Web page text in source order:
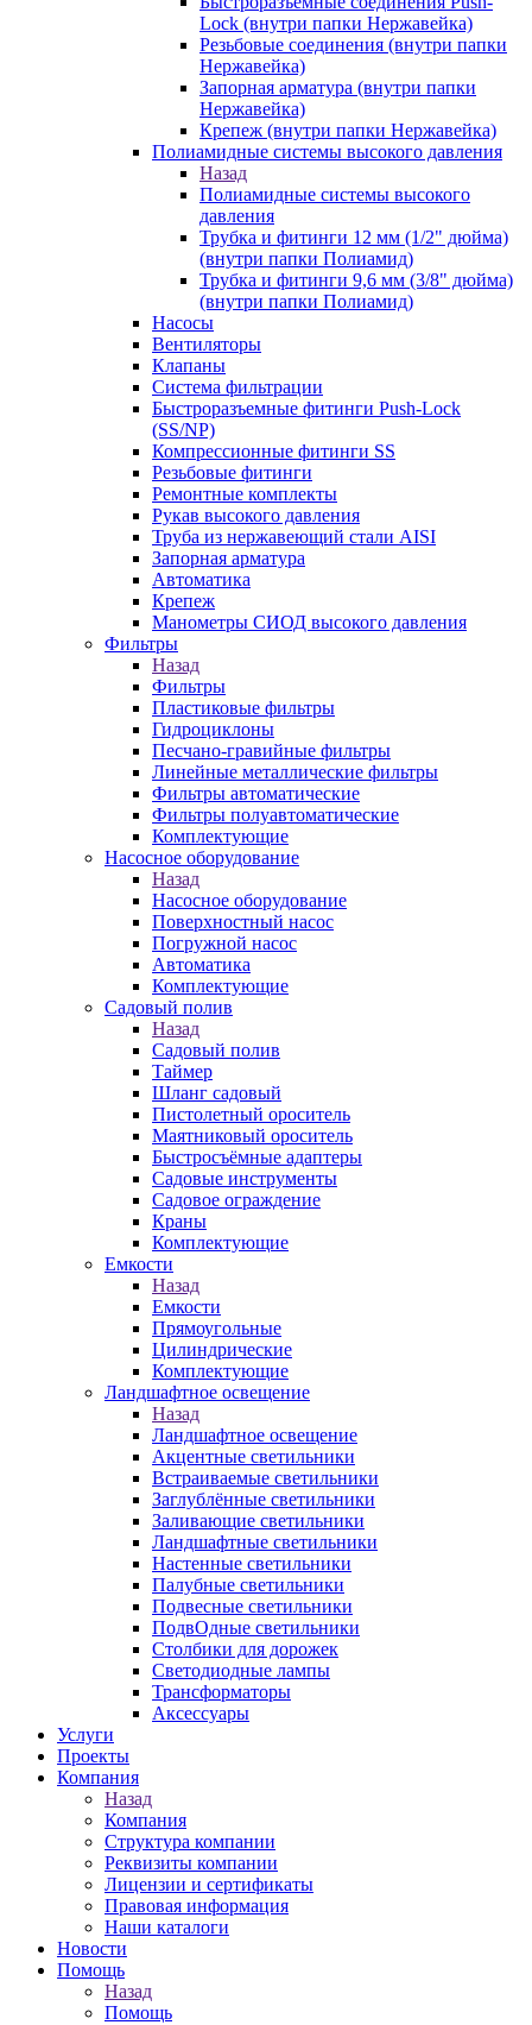
Lock (внутри папки Нержавейка)
Резьбовые соединения (внутри папки
Нержавейка)
Запорная арматура (внутри папки
Нержавейка)
Крепеж (внутри папки Нержавейка)
Полиамидные системы высокого давления
Назад
Полиамидные системы высокого
давления
Трубка и фитинги 12 мм (1/2" дюйма)
(внутри папки Полиамид)
Трубка и фитинги 9,6 мм (3/8" дюйма)
(внутри папки Полиамид)
Насосы
Вентиляторы
Клапаны
Система фильтрации
Быстроразъемные фитинги Push-Lock
(SS/NP)
Компрессионные фитинги SS
Резьбовые фитинги
Ремонтные комплекты
Рукав высокого давления
Труба из нержавеющий стали AISI
Запорная арматура
Автоматика
Крепеж
Манометры СИОД высокого давления
Фильтры
Назад
Фильтры
Пластиковые фильтры
Гидроциклоны
Песчано-гравийные фильтры
Линейные металлические фильтры
Фильтры автоматические
Фильтры полуавтоматические
Комплектующие
Насосное оборудование
Назад
Насосное оборудование
Поверхностный насос
Погружной насос
Автоматика
Комплектующие
Садовый полив
Назад
Садовый полив
Таймер
Шланг садовый
Пистолетный ороситель
Маятниковый ороситель
Быстросъёмные адаптеры
Садовые инструменты
Садовое ограждение
Краны
Комплектующие
Емкости
Назад
Емкости
Прямоугольные
Цилиндрические
Комплектующие
Ландшафтное освещение
Назад
Ландшафтное освещение
Акцентные светильники
Встраиваемые светильники
Заглублённые светильники
Заливающие светильники
Ландшафтные светильники
Настенные светильники
Палубные светильники
Подвесные светильники
ПодвОдные светильники
Столбики для дорожек
Светодиодные лампы
Трансформаторы
Аксессуары
Услуги
Проекты
Компания
Назад
Компания
Структура компании
Реквизиты компании
Лицензии и сертификаты
Правовая информация
Наши каталоги
Новости
Помощь
Назад
Помощь